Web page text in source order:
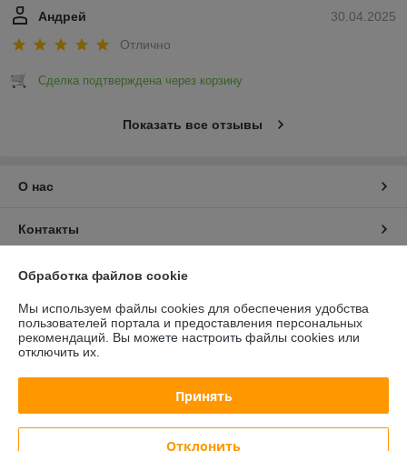
30.04.2025
Андрей
Отлично
Сделка подтверждена через корзину
Показать все отзывы
О нас
Контакты
Доставка и оплата
График работы
Полная версия сайта
Политика обработки cookies
Сайт создан на платформе Deal.by
Обработка файлов cookie
Мы используем файлы cookies для обеспечения удобства
пользователей портала и предоставления персональных
рекомендаций. Вы можете настроить файлы cookies или
отключить их.
Принять
Отклонить